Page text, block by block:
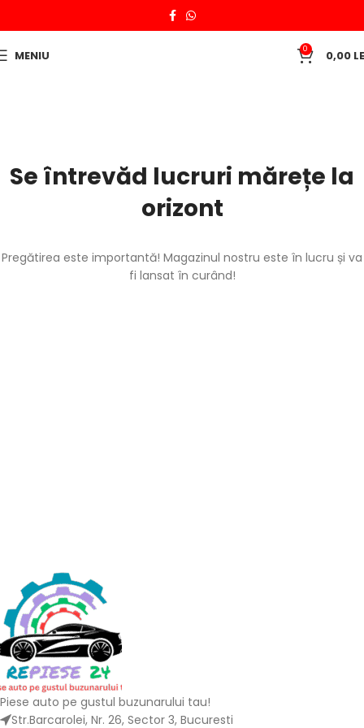
MENIU 0 0,00
Se întrevăd lucruri mărețe la
orizont
Pregătirea este importantă! Magazinul nostru este în lucru și va
fi lansat în curând!
Piese auto pe gustul buzunarului tau!
Str.Barcarolei, Nr. 26, Sector 3, Bucuresti